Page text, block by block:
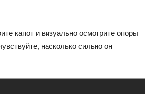
капот и визуально осмотрите опоры
насколько сильно он